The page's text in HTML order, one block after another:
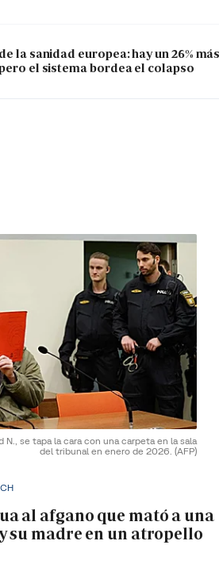
la sanidad europea: hay un 26%
el sistema bordea el colapso
N., se tapa la cara con una carpeta en la sala
del tribunal en enero de 2026. (AFP)
al afgano que mató a una
su madre en un atropello